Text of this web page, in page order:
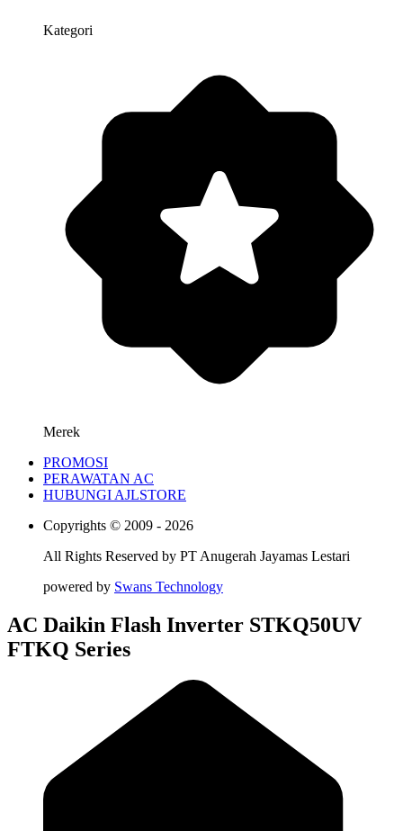
Kategori
Merek
PROMOSI
PERAWATAN AC
HUBUNGI AJLSTORE
Copyrights © 2009 - 2026
All Rights Reserved by PT Anugerah Jayamas Lestari
powered by Swans Technology
AC Daikin Flash Inverter STKQ50UV
FTKQ Series